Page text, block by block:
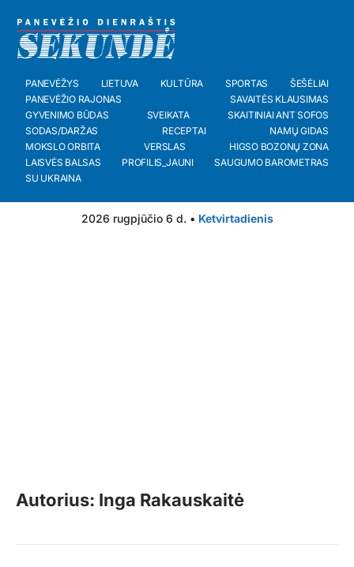
PANEVĖŽYS LIETUVA KULTŪRA SPORTAS
ŠEŠĖLIAI
PANEVĖŽIO RAJONAS
SAVAITĖS KLAUSIMAS
GYVENIMO BŪDAS
SVEIKATA
SKAITINIAI ANT SOFOS
SODAS/DARŽAS
RECEPTAI
NAMŲ GIDAS
MOKSLO ORBITA
VERSLAS
HIGSO BOZONŲ ZONA
LAISVĖS BALSAS
PROFILIS_JAUNI
SAUGUMO BAROMETRAS
SU UKRAINA
2026 rugpjūčio 6 d. • Ketvirtadienis
Autorius: Inga Rakauskaitė